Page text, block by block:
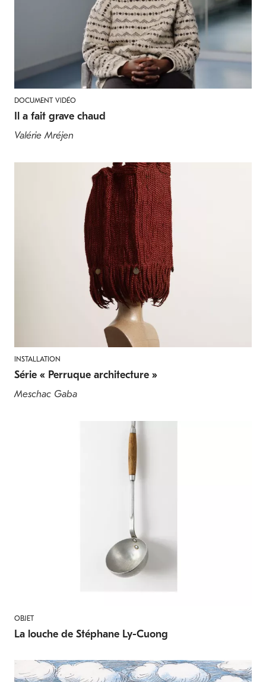
DOCUMENT VIDÉO
Il a fait grave chaud
Valérie Mréjen
INSTALLATION
Série « Perruque architecture »
Meschac Gaba
OBJET
La louche de Stéphane Ly-Cuong